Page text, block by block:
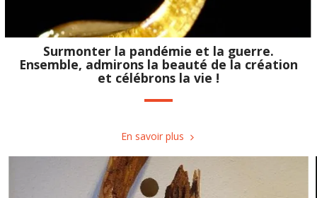
Surmonter la pandémie et la guerre.
Ensemble, admirons la beauté de la création
et célébrons la vie !
En savoir plus